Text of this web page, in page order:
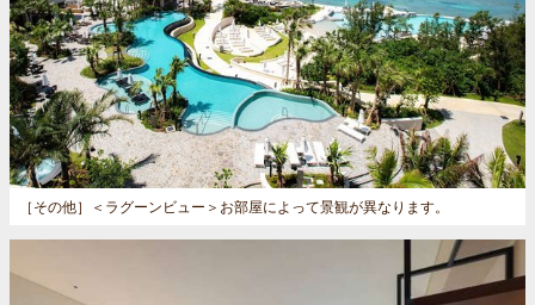
［その他］ ＜ラグーンビュー＞お部屋によって景観が異なります。